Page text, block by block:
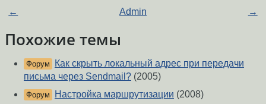
← Admin →
Похожие темы
Форум
Как скрыть локальный адрес при передачи
письма через Sendmail? (2005)
Форум Настройка маршрутизации (2008)